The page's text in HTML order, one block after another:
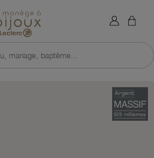
Retour à l'accueil du site
mariage, baptême...
×